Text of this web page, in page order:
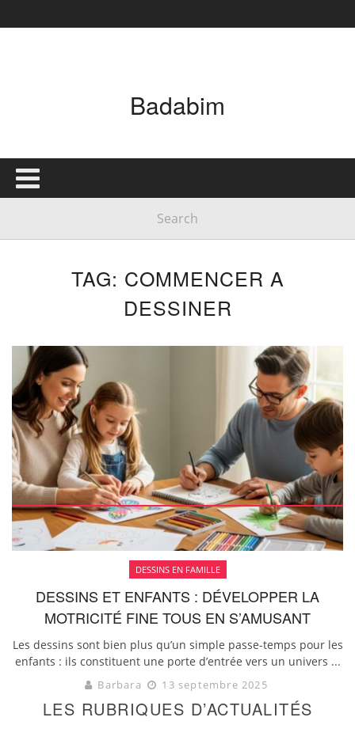
Badabim
TAG: COMMENCER A
DESSINER
DESSINS EN FAMILLE
DESSINS ET ENFANTS : DÉVELOPPER LA
MOTRICITÉ FINE TOUS EN S’AMUSANT
Les dessins sont bien plus qu’un simple passe-temps pour les
enfants : ils constituent une porte d’entrée vers un univers ...
Barbara 13 septembre 2025
LES RUBRIQUES D’ACTUALITÉS